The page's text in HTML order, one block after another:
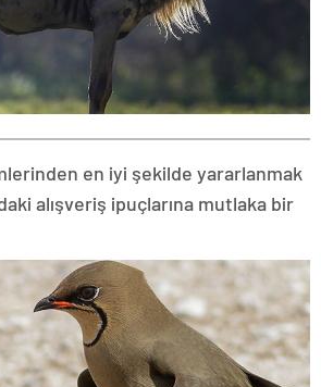
en iyi şekilde yararlanmak
alışveriş ipuçlarına mutlaka bir